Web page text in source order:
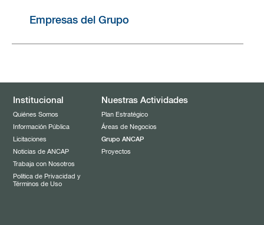
Empresas del Grupo
Institucional
Quiénes Somos
Información Pública
Licitaciones
Noticias de ANCAP
Trabaja con Nosotros
Política de Privacidad y
Términos de Uso
Nuestras Actividades
Plan Estratégico
Áreas de Negocios
Grupo ANCAP
Proyectos